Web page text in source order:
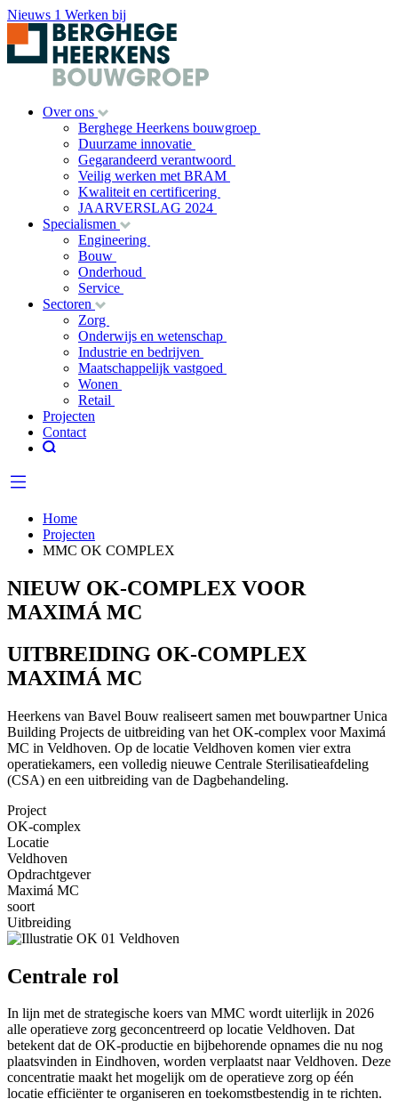
Nieuws 1 Werken bij
Over ons
Berghege Heerkens bouwgroep
Duurzame innovatie
Gegarandeerd verantwoord
Veilig werken met BRAM
Kwaliteit en certificering
JAARVERSLAG 2024
Specialismen
Engineering
Bouw
Onderhoud
Service
Sectoren
Zorg
Onderwijs en wetenschap
Industrie en bedrijven
Maatschappelijk vastgoed
Wonen
Retail
Projecten
Contact
Home
Projecten
MMC OK COMPLEX
NIEUW OK-COMPLEX VOOR
MAXIMÁ MC
UITBREIDING OK-COMPLEX
MAXIMÁ MC
Heerkens van Bavel Bouw realiseert samen met bouwpartner Unica
Building Projects de uitbreiding van het OK-complex voor Maximá
MC in Veldhoven. Op de locatie Veldhoven komen vier extra
operatiekamers, een volledig nieuwe Centrale Sterilisatieafdeling
(CSA) en een uitbreiding van de Dagbehandeling.
Project
OK-complex
Locatie
Veldhoven
Opdrachtgever
Maximá MC
soort
Uitbreiding
Centrale rol
In lijn met de strategische koers van MMC wordt uiterlijk in 2026
alle operatieve zorg geconcentreerd op locatie Veldhoven. Dat
betekent dat de OK-productie en bijbehorende opnames die nu nog
plaatsvinden in Eindhoven, worden verplaatst naar Veldhoven. Deze
concentratie maakt het mogelijk om de operatieve zorg op één
locatie efficiënter te organiseren en toekomstbestendig in te richten.